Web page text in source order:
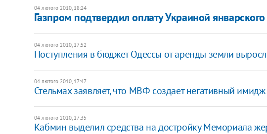
04 лютого 2010, 18:24
Газпром подтвердил оплату Украиной январского
04 лютого 2010, 17:52
Поступления в бюджет Одессы от аренды земли
04 лютого 2010, 17:47
Стельмах заявляет, что МВФ создает негативный
04 лютого 2010, 17:35
Кабмин выделил средства на достройку Мемориала